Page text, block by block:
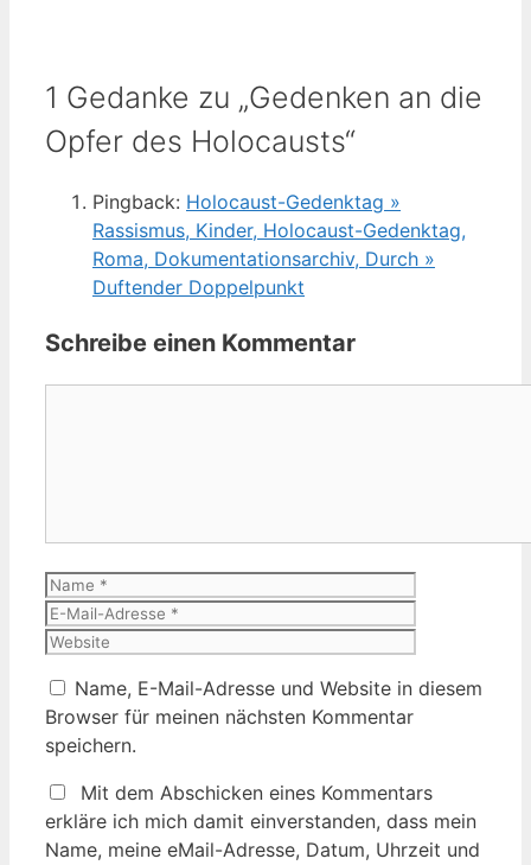
1 Gedanke zu „Gedenken an die
Opfer des Holocausts“
Pingback: Holocaust-Gedenktag »
Rassismus, Kinder, Holocaust-Gedenktag,
Roma, Dokumentationsarchiv, Durch »
Duftender Doppelpunkt
Schreibe einen Kommentar
Name
Name, E-Mail-Adresse und Website in diesem
Browser für meinen nächsten Kommentar
speichern.
Mit dem Abschicken eines Kommentars
erkläre ich mich damit einverstanden, dass mein
Name, meine eMail-Adresse, Datum, Uhrzeit und